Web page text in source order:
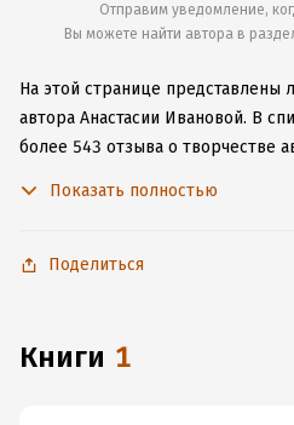
Отправим уведомление,
Вы можете найти автора в
На этой странице представлены
автора Анастасии Ивановой. В
более 543 отзыва о творчестве
без подключения к интернету.
Показать полностью
Поделиться
книги 1